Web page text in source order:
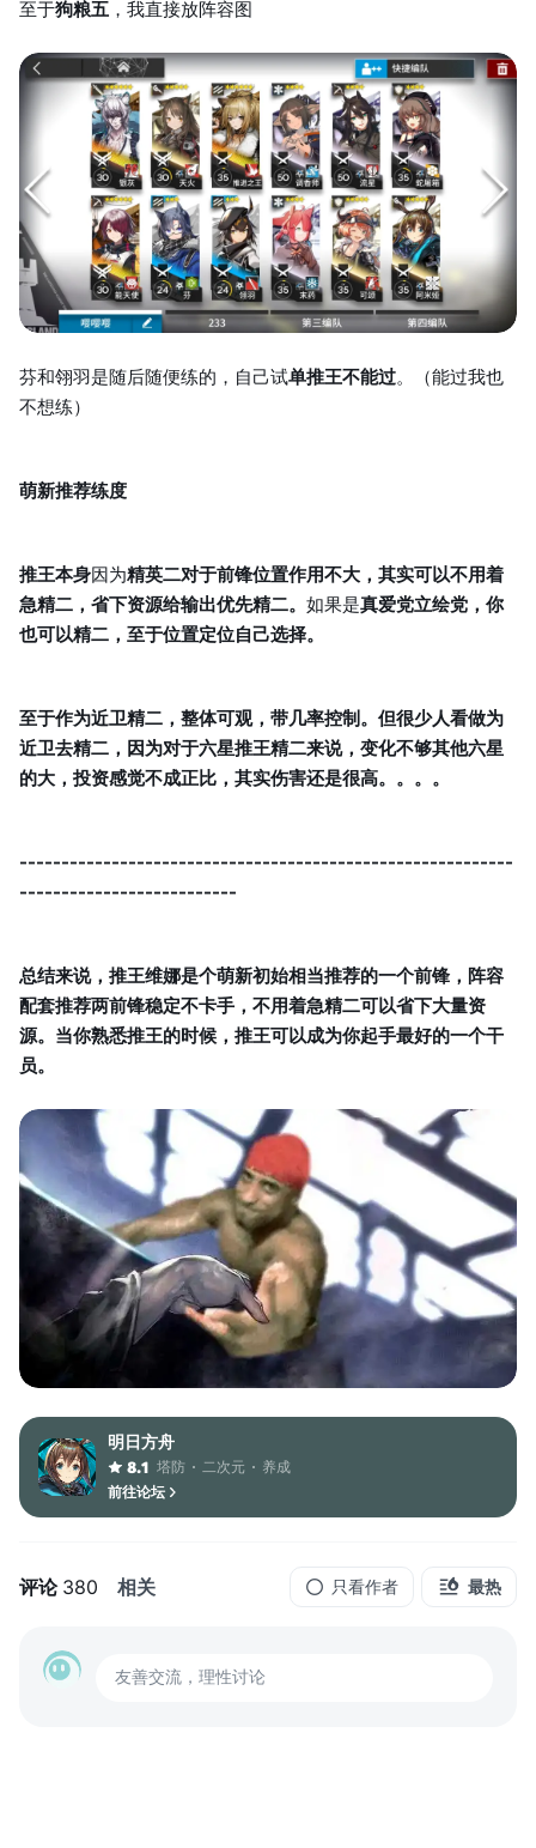
至于狗粮五 ，我直接放阵容图
芬和翎羽是随后随便练的，自己试单推王不能过。（能过我也
不想练）
萌新推荐练度
推王本身因为精英二对于前锋位置作用不大，其实可以不用着
急精二，省下资源给输出优先精二。 如果是真爱党立绘党，你
也可以精二，至于位置定位自己选择。
至于作为近卫精二，整体可观，带几率控制。但很少人看做为
近卫去精二，因为对于六星推王精二来说，变化不够其他六星
的大，投资感觉不成正比，其实伤害还是很高。。。。
-----------------------------------------------------------
--------------------------
总结来说，推王维娜是个萌新初始相当推荐的一个前锋，阵容
配套推荐两前锋稳定不卡手，不用着急精二可以省下大量资
源。当你熟悉推王的时候，推王可以成为你起手最好的一个干
员。
明日方舟
8.1 塔防 二次元
养成
前往论坛
评论 380 相关 只看作者 最热
友善交流，理性讨论